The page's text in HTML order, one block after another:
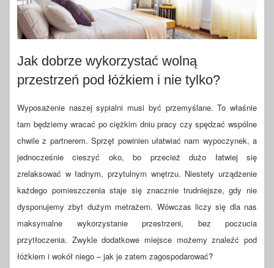
Jak dobrze wykorzystać wolną
przestrzeń pod łóżkiem i nie tylko?
Wyposażenie naszej sypialni musi być przemyślane. To właśnie
tam będziemy wracać po ciężkim dniu pracy czy spędzać wspólne
chwile z partnerem. Sprzęt powinien ułatwiać nam wypoczynek, a
jednocześnie cieszyć oko, bo przecież dużo łatwiej się
zrelaksować w ładnym, przytulnym wnętrzu. Niestety urządzenie
każdego pomieszczenia staje się znacznie trudniejsze, gdy nie
dysponujemy zbyt dużym metrażem. Wówczas liczy się dla nas
maksymalne wykorzystanie przestrzeni, bez poczucia
przytłoczenia. Zwykle dodatkowe miejsce możemy znaleźć pod
łóżkiem i wokół niego – jak je zatem zagospodarować?